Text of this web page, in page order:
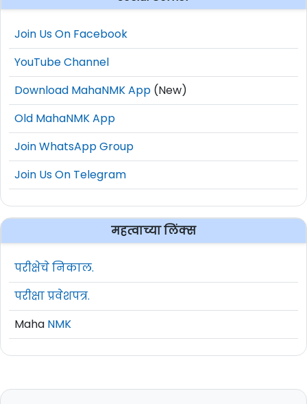
Join Us On Facebook
YouTube Channel
Download MahaNMK App (New)
Old MahaNMK App
Join WhatsApp Group
Join Us On Telegram
महत्वाच्या लिंक्स
परीक्षेचे निकाल.
परीक्षा प्रवेशपत्र.
Maha NMK